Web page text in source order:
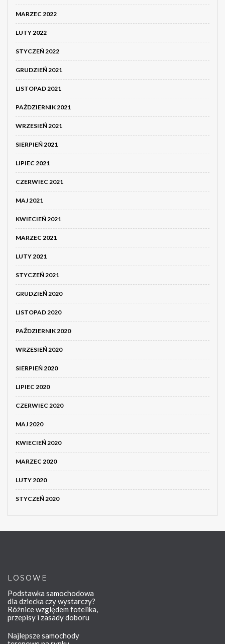
MARZEC 2022
LUTY 2022
STYCZEŃ 2022
GRUDZIEŃ 2021
LISTOPAD 2021
PAŹDZIERNIK 2021
WRZESIEŃ 2021
SIERPIEŃ 2021
LIPIEC 2021
CZERWIEC 2021
MAJ 2021
KWIECIEŃ 2021
MARZEC 2021
LUTY 2021
STYCZEŃ 2021
GRUDZIEŃ 2020
LISTOPAD 2020
PAŹDZIERNIK 2020
WRZESIEŃ 2020
SIERPIEŃ 2020
LIPIEC 2020
CZERWIEC 2020
MAJ 2020
KWIECIEŃ 2020
MARZEC 2020
LUTY 2020
STYCZEŃ 2020
LOSOWE
Podstawka samochodowa
dla dziecka czy wystarczy?
Różnice względem fotelika,
przepisy i zasady doboru
Najlepsze samochody